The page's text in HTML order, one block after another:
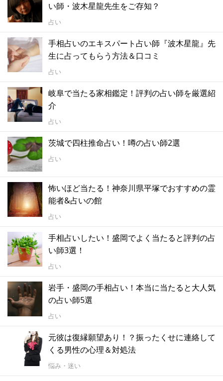
い師・波木星龍先生をご存知？
占い
手相占いのエキスパート占い師『波木星龍』先
生に占ってもらう方法＆口コミ
占い
岐阜で当たる家相鑑定！評判の占い師を厳選紹
介
占い
茨城で四柱推命占い！噂の占い師2選
占い
怖いほど当たる！神奈川県平塚でおすすめの霊
能者&占いの館
占い
手相占いしたい！盛岡でよく当たると評判の占
い師3選！
占い
岩手・盛岡の手相占い！本当に当たると大人気
の占い師5選
占い
元彼は復縁願望あり！？振ったくせに連絡して
くる男性の心理＆対処法
悩み・迷い